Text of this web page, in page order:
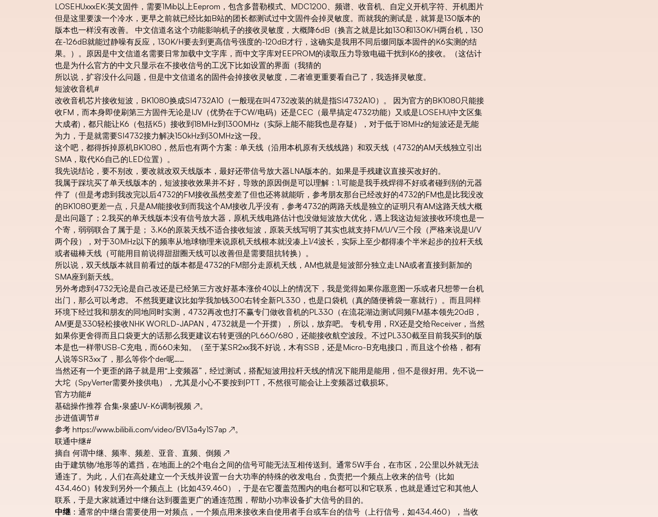
LOSEHUxxxEK:英文固件，需要1Mib以上Eeprom，包含多普勒模式、MDC1200、频谱、收音机、自定义开机字符、开机图片
但是这里要泼一个冷水，更早之前就已经比如B站的团长都测试过中文固件会掉灵敏度。而就我的测试是，就算是130版本的
版本也一样没有改善。 中文信道名这个功能影响机子的接收灵敏度，大概降6dB（换言之就是比如130和130K/H两台机，130
在-126dB就能过静噪有反应，130K/H要去到更高信号强度的-120dB才行，这确实是我用不同后缀同版本固件的K6实测的结
果。）。原因是中文信道名需要日常加载中文字库，而中文字库对EEPROM的读取压力导致电磁干扰到K6的接收。（这估计
也是为什么官方的中文只显示在不接收信号的工况下比如设置的界面（我猜的
所以说，扩容没什么问题，但是中文信道名的固件会掉接收灵敏度，二者谁更重要看自己了，我选择灵敏度。
短波收音机#
改收音机芯片接收短波，BK1080换成SI4732A10（一般现在叫4732改装的就是指SI4732A10）。 因为官方的BK1080只能接
收FM，而本身即使刷第三方固件无论是IJV（优势在于CW/电码）还是CEC（最早搞定4732功能）又或是LOSEHU(中文区集
大成者)，都只能让K6（包括K5）接收到18MHz到1300MHz（实际上能不能我也是存疑），对于低于18MHz的短波还是无能
为力，于是就需要SI4732接力解决150kHz到30MHz这一段。
这个吧，都得拆掉原机BK1080，然后也有两个方案：单天线（沿用本机原有天线线路）和双天线（4732的AM天线独立引出
SMA，取代K6自己的LED位置）。
我先说结论，要不别改，要改就改双天线版本，最好还带信号放大器LNA版本的。如果是手残建议直接买改好的。
我属于踩坑买了单天线版本的，短波接收效果并不好，导致的原因倒是可以理解：1.可能是我手残焊得不好或者碰到别的元器
件了（但是考虑到我改完以后4732的FM接收虽然变差了但也还将就能听，参考朋友那台已经改好的4732的FM也是比我没改
的BK1080更差一点，只是AM能接收到而我这个AM接收几乎没有，参考4732的两路天线是独立的证明只有AM这路天线大概
是出问题了；2.我买的单天线版本没有信号放大器，原机天线电路估计也没做短波放大优化，遇上我这边短波接收环境也是一
个寄，弱弱联合了属于是； 3.K6的原装天线不适合接收短波，原装天线写明了其实也就支持FM/U/V三个段（严格来说是U/V
两个段），对于30MHz以下的频率从地球物理来说原机天线根本就没凑上1/4波长，实际上至少都得凑个半米起步的拉杆天线
或者磁棒天线（可能用目前说得甜甜圈天线可以改善但是需要阻抗转换）。
所以说，双天线版本就目前看过的版本都是4732的FM部分走原机天线，AM也就是短波部分独立走LNA或者直接到新加的
SMA座到新天线。
另外考虑到4732无论是自己改还是已经第三方改好基本涨价40以上的情况下，我是觉得如果你愿意图一乐或者只想带一台机
出门，那么可以考虑。 不然我更建议比如学我加钱300右转全新PL330，也是口袋机（真的随便裤袋一塞就行）。而且同样
环境下经过我和朋友的同地同时实测，4732再改也打不赢专门做收音机的PL330（在流花湖边测试同频FM基本领先20dB，
AM更是330轻松接收NHK WORLD-JAPAN，4732就是一个开摆），所以，放弃吧。 专机专用，RX还是交给Receiver，当然
如果你更舍得而且口袋更大的话那么我更建议右转更强的PL660/680，还能接收航空波段。不过PL330截至目前我买到的版
本是也一样带USB-C充电，而660未知。（至于某SR2xx我不好说，木有SSB，还是Micro-B充电接口，而且这个价格，都有
人说等SR3xx了，那么等你个der呢……
当然还有一个更歪的路子就是用“上变频器”，经过测试，搭配短波用拉杆天线的情况下能用是能用，但不是很好用。先不说一
大坨（SpyVerter需要外接供电），尤其是小心不要按到PTT，不然很可能会让上变频器过载损坏。
官方功能#
基础操作推荐 合集·泉盛UV-K6调制视频 ↗。
步进值调节#
参考 https://www.bilibili.com/video/BV13a4y1S7ap ↗。
联通中继#
摘自 何谓中继、频率、频差、亚音、直频、倒频 ↗
由于建筑物/地形等的遮挡，在地面上的2个电台之间的信号可能无法互相传送到。通常5W手台，在市区，2公里以外就无法
通连了。为此，人们在高处建立一个天线并设置一台大功率的特殊的收发电台，负责把一个频点上收来的信号（比如
434.460）转发到另外一个频点上（比如439.460），于是在它覆盖范围内的电台都可以和它联系，也就是通过它和其他人
联系，于是大家就通过中继台达到覆盖更广的通连范围，帮助小功率设备扩大信号的目的。
中继 ：通常的中继台需要使用一对频点，一个频点用来接收来自使用者手台或车台的信号（上行信号，如434.460），当收